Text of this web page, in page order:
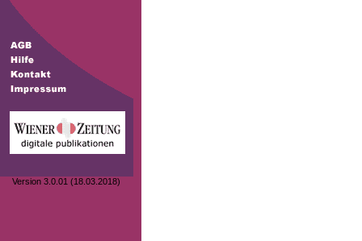
Version 3.0.01 (18.03.2018)